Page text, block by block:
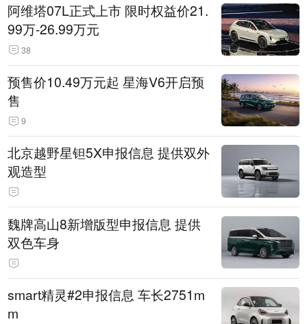
阿维塔07L正式上市 限时权益价21.
99万-26.99万元
38
预售价10.49万元起 星海V6开启预
售
9
北京越野星钽5X申报信息 提供双外
观造型
魏牌高山8新增版型申报信息 提供
双色车身
smart精灵#2申报信息 车长2751m
m